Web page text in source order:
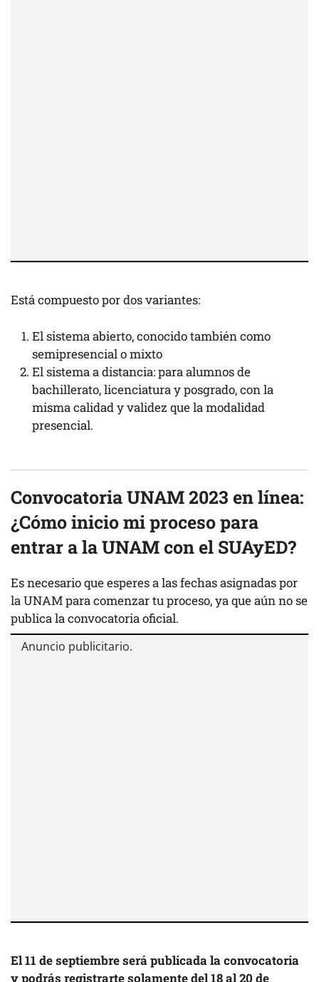
Está compuesto pordos variantes:
El sistema abierto, conocido también como
semipresencial o mixto
El sistema a distancia: para alumnos de
bachillerato, licenciatura y posgrado, con la
misma calidad y validez que la modalidad
presencial.
Convocatoria UNAM 2023 en línea:
¿Cómo inicio mi proceso para
entrar a la UNAM con el SUAyED?
Es necesario que esperes a las fechas asignadas por
la UNAM para comenzar tu proceso, ya que aún no se
publica la convocatoria oficial.
El 11 de septiembre será publicada la convocatoria
y podrás registrarte solamente del 18 al 20 de